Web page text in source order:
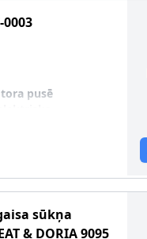
0003
pusē
sūkņa
& DORIA9095